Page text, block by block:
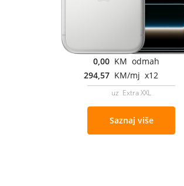
0,00 KM odmah
294,57 KM/mj x12
uz Extra XXL
Saznaj više